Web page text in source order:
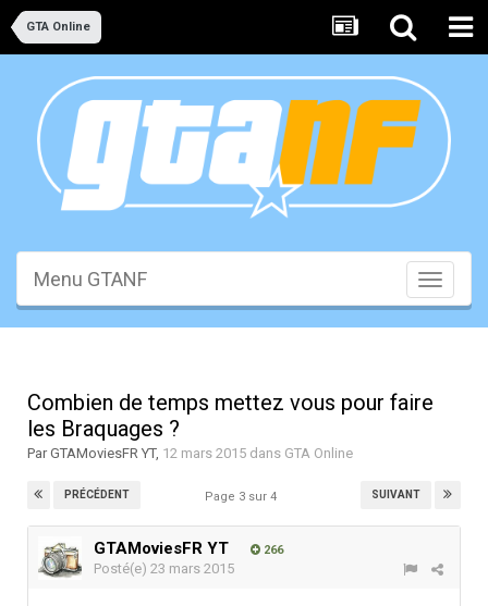
GTA Online
Toggle
Menu GTANF
Combien de temps mettez vous pour faire
les Braquages ?
ParGTAMoviesFR YT, 12 mars 2015 dans GTA Online
PRÉCÉDENT SUIVANT
Page 3 sur 4
GTAMoviesFR YT 266
Posté(e) 23 mars 2015